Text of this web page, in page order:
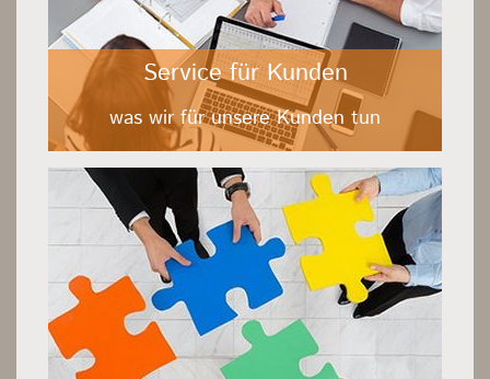
Service für Kunden
was wir für unsere Kunden tun